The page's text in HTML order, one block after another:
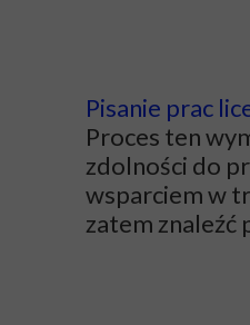
Pisanie prac
Proces ten
zdolności do
wsparciem w
zatem znaleźć